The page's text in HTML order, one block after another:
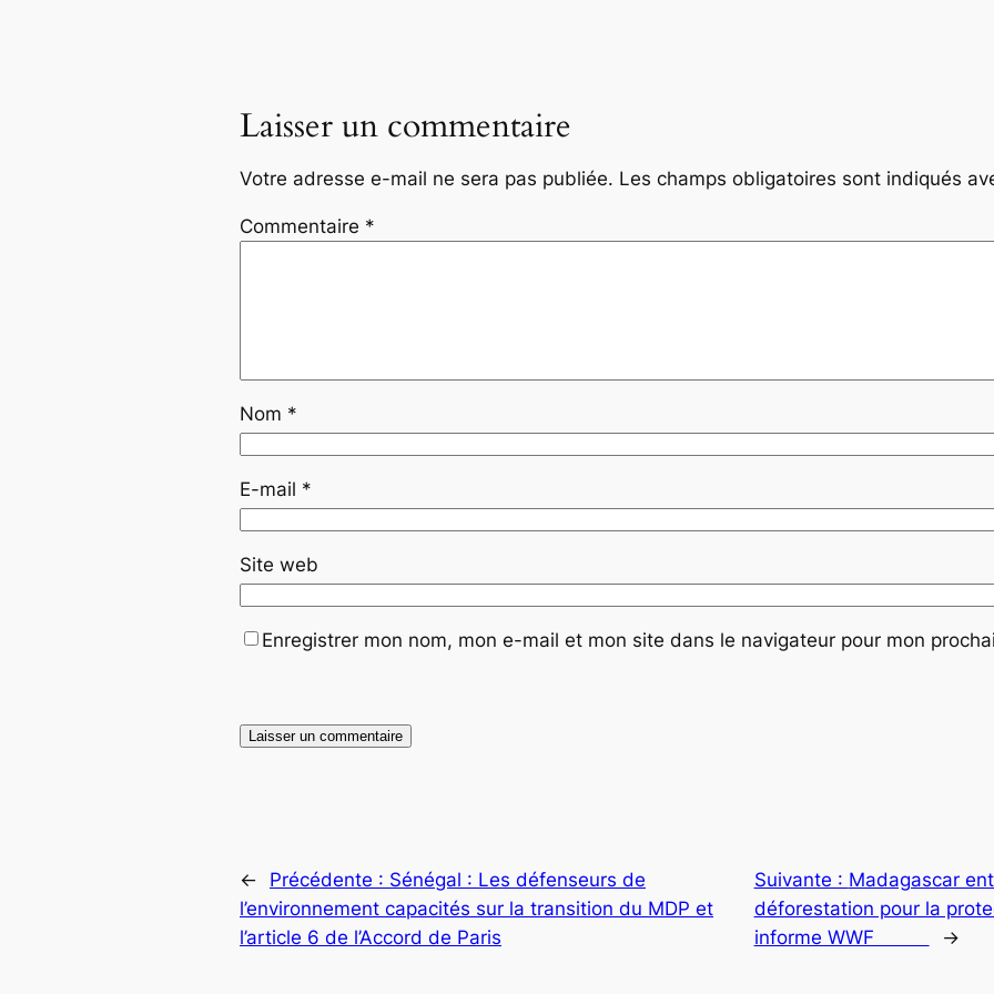
Laisser un commentaire
Votre adresse e-mail ne sera pas publiée. Les champs obligatoires sont indiqués
Commentaire *
Nom *
E-mail *
Site web
Enregistrer mon nom, mon e-mail et mon site dans le navigateur pour mon
← Précédente : Sénégal : Les défenseurs de
l’environnement capacités sur la transition du MDP et
l’article 6 de l’Accord de Paris
Suivante : Madagascar
déforestation pour la
informe WWF
→